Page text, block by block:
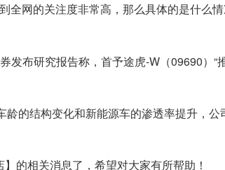
全网的关注度非常高，那么具体的是什么
发布研究报告称，首予途虎-W（09690）“
的结构变化和新能源车的渗透率提升，公
的相关消息了，希望对大家有所帮助！